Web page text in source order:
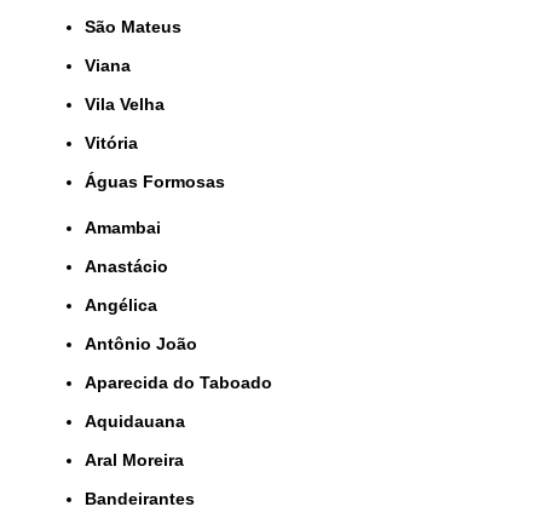
São Mateus
Viana
Vila Velha
Vitória
Águas Formosas
Amambai
Anastácio
Angélica
Antônio João
Aparecida do Taboado
Aquidauana
Aral Moreira
Bandeirantes